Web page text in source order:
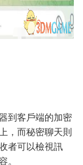
到客戶端的加密
，而秘密聊天則
者可以檢視訊
。